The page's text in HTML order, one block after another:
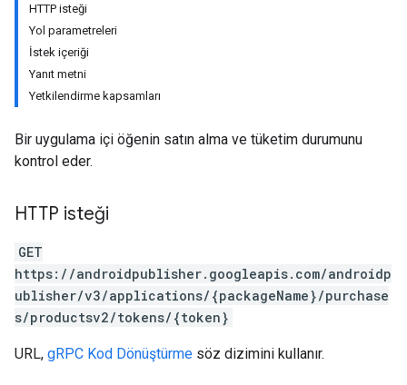
HTTP isteği
Yol parametreleri
İstek içeriği
Yanıt metni
Yetkilendirme kapsamları
Bir uygulama içi öğenin satın alma ve tüketim durumunu
kontrol eder.
HTTP isteği
GET
https://androidpublisher.googleapis.com/androidp
ublisher/v3/applications/{packageName}/purchase
s/productsv2/tokens/{token}
URL, gRPC Kod Dönüştürme söz dizimini kullanır.